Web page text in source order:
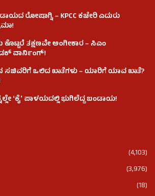
ರೋಷಾಗ್ನಿ – KPCC ಕಚೇರಿ ಎದುರು
ತಕ್ಷಣವೇ ಅಂಗೀಕಾರ – ಸಿಎಂ
ವಾರ್ನಿಂಗ್!
ಸಚಿವರಿಗೆ ಒಲಿದ ಖಾತೆಗಳು – ಯಾರಿಗೆ ಯಾವ ಖಾತೆ?
ʻಕೈʼ ಪಾಳಯದಲ್ಲಿ ಭುಗಿಲೆದ್ದ ಬಂಡಾಯ!
(4,103)
(3,976)
(18)